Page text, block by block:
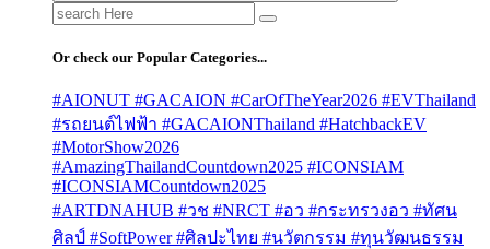
Search
for:
Or check our Popular Categories...
#AIONUT #GACAION #CarOfTheYear2026 #EVThailand
#รถยนต์ไฟฟ้า #GACAIONThailand #HatchbackEV
#MotorShow2026
#AmazingThailandCountdown2025 #ICONSIAM
#ICONSIAMCountdown2025
#ARTDNAHUB #วช #NRCT #อว #กระทรวงอว #ทัศน
ศิลป์ #SoftPower #ศิลปะไทย #นวัตกรรม #ทุนวัฒนธรรม